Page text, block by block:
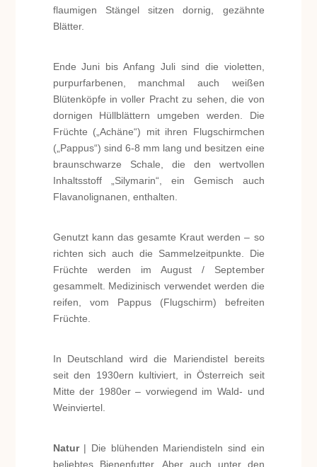
flaumigen Stängel sitzen dornig, gezähnte
Blätter.
Ende Juni bis Anfang Juli sind die violetten,
purpurfarbenen, manchmal auch weißen
Blütenköpfe in voller Pracht zu sehen, die von
dornigen Hüllblättern umgeben werden. Die
Früchte („Achäne“) mit ihren Flugschirmchen
(„Pappus“) sind 6-8 mm lang und besitzen eine
braunschwarze Schale, die den wertvollen
Inhaltsstoff „Silymarin“, ein Gemisch auch
Flavanolignanen, enthalten.
Genutzt kann das gesamte Kraut werden – so
richten sich auch die Sammelzeitpunkte. Die
Früchte werden im August / September
gesammelt. Medizinisch verwendet werden die
reifen, vom Pappus (Flugschirm) befreiten
Früchte.
In Deutschland wird die Mariendistel bereits
seit den 1930ern kultiviert, in Österreich seit
Mitte der 1980er – vorwiegend im Wald- und
Weinviertel.
Natur| Die blühenden Mariendisteln sind ein
beliebtes Bienenfutter. Aber auch unter den